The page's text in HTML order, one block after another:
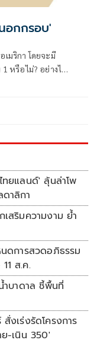
อกกรอบ'
มริกา โดยจะมี
หรือไม่? อย่างไร?
ยแลนด์' ลุ้นล่าโพ
าลิกา
เสริมความงาม ย้ำ
ดการสวดอภิธรรม
ส.ค.
บาดาล ชี้พื้นที่
งเร่งรัดโครงการ
ย-เนิน 350'